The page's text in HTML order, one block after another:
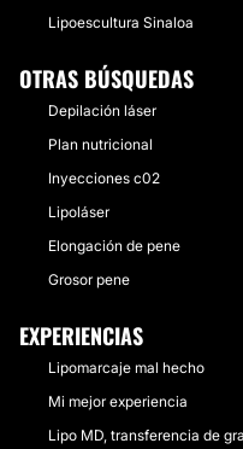
Lipoescultura Sinaloa
OTRAS BÚSQUEDAS
Depilación láser
Plan nutricional
Inyecciones c02
Lipoláser
Elongación de pene
Grosor pene
EXPERIENCIAS
Lipomarcaje mal hecho
Mi mejor experiencia
Lipo MD, transferencia de